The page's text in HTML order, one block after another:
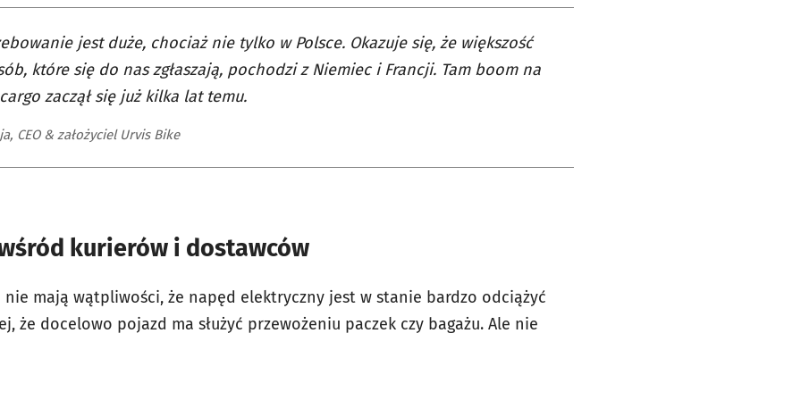
jest duże, chociaż nie tylko w Polsce. Okazuje się, że większość
które się do nas zgłaszają, pochodzi z Niemiec i Francji. Tam boom na
zaczął się już kilka lat temu.
CEO & założyciel Urvis Bike
kurierów i dostawców
nie mają wątpliwości, że napęd elektryczny jest w stanie bardzo odciążyć
że docelowo pojazd ma służyć przewożeniu paczek czy bagażu. Ale nie